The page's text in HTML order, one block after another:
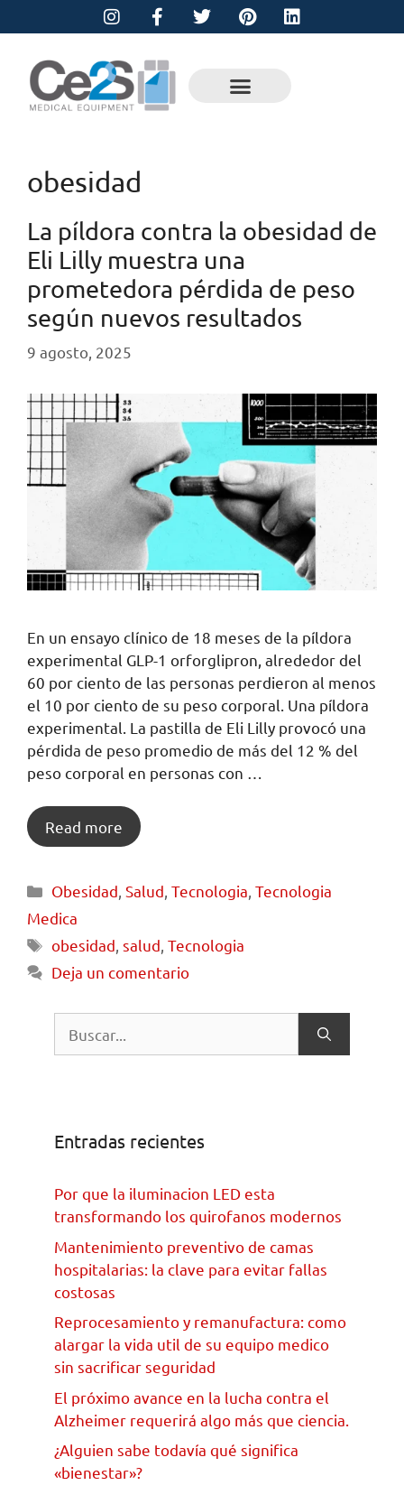
obesidad
La píldora contra la obesidad de
Eli Lilly muestra una
prometedora pérdida de peso
según nuevos resultados
9 agosto, 2025
En un ensayo clínico de 18 meses de la píldora
experimental GLP-1 orforglipron, alrededor del
60 por ciento de las personas perdieron al menos
el 10 por ciento de su peso corporal. Una píldora
experimental. La pastilla de Eli Lilly provocó una
pérdida de peso promedio de más del 12 % del
peso corporal en personas con …
Read more
Obesidad ,Salud ,Tecnologia ,Tecnologia
Medica
obesidad ,salud ,Tecnologia
Deja un comentario
Entradas recientes
Por que la iluminacion LED esta
transformando los quirofanos modernos
Mantenimiento preventivo de camas
hospitalarias: la clave para evitar fallas
costosas
Reprocesamiento y remanufactura: como
alargar la vida util de su equipo medico
sin sacrificar seguridad
El próximo avance en la lucha contra el
Alzheimer requerirá algo más que ciencia.
¿Alguien sabe todavía qué significa
«bienestar»?